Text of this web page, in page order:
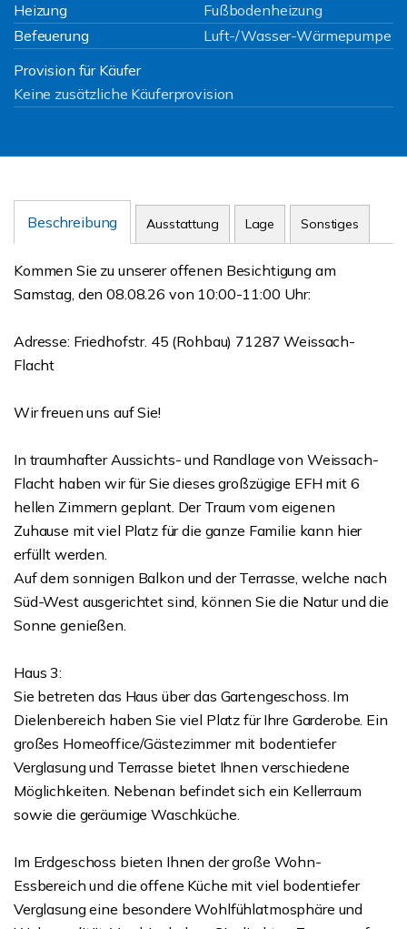
Heizung
Fußbodenheizung
Befeuerung
Luft-/Wasser-Wärmepumpe
Provision für Käufer
Keine zusätzliche Käuferprovision
Beschreibung Ausstattung Lage Sonstiges
Kommen Sie zu unserer offenen Besichtigung am
Samstag, den 08.08.26 von 10:00-11:00 Uhr:
Adresse: Friedhofstr. 45 (Rohbau) 71287 Weissach-
Flacht
Wir freuen uns auf Sie!
In traumhafter Aussichts- und Randlage von Weissach-
Flacht haben wir für Sie dieses großzügige EFH mit 6
hellen Zimmern geplant. Der Traum vom eigenen
Zuhause mit viel Platz für die ganze Familie kann hier
erfüllt werden.
Auf dem sonnigen Balkon und der Terrasse, welche nach
Süd-West ausgerichtet sind, können Sie die Natur und die
Sonne genießen.
Haus 3:
Sie betreten das Haus über das Gartengeschoss. Im
Dielenbereich haben Sie viel Platz für Ihre Garderobe. Ein
großes Homeoffice/Gästezimmer mit bodentiefer
Verglasung und Terrasse bietet Ihnen verschiedene
Möglichkeiten. Nebenan befindet sich ein Kellerraum
sowie die geräumige Waschküche.
Im Erdgeschoss bieten Ihnen der große Wohn-
Essbereich und die offene Küche mit viel bodentiefer
Verglasung eine besondere Wohlfühlatmosphäre und